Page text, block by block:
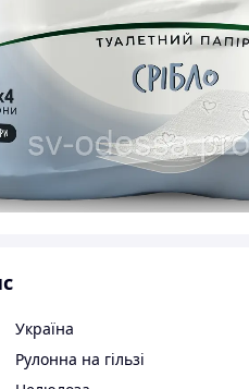
Україна
Рулонна на гільзі